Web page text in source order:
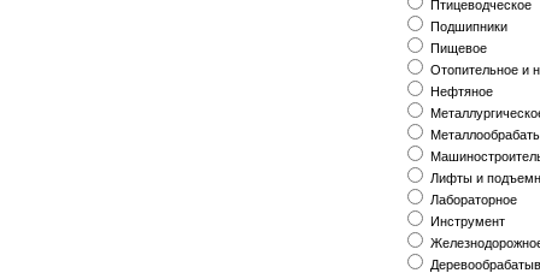
Птицеводческое
Подшипники
Пищевое
Отопительное и
Нефтяное
Лифты и
Лабораторное
Инструмент